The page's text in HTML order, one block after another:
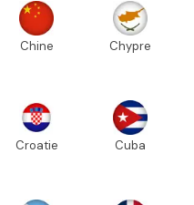
Chine Chypre
Croatie Cuba